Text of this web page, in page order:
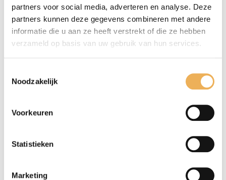
partners voor social media, adverteren en analyse. Deze
partners kunnen deze gegevens combineren met andere
informatie die u aan ze heeft verstrekt of die ze hebben
verzameld op basis van uw gebruik van hun services.
Noodzakelijk
Voorkeuren
Statistieken
Marketing
Mijn naam, e-mail en site opslaan in
deze browser voor de volgende keer wanneer